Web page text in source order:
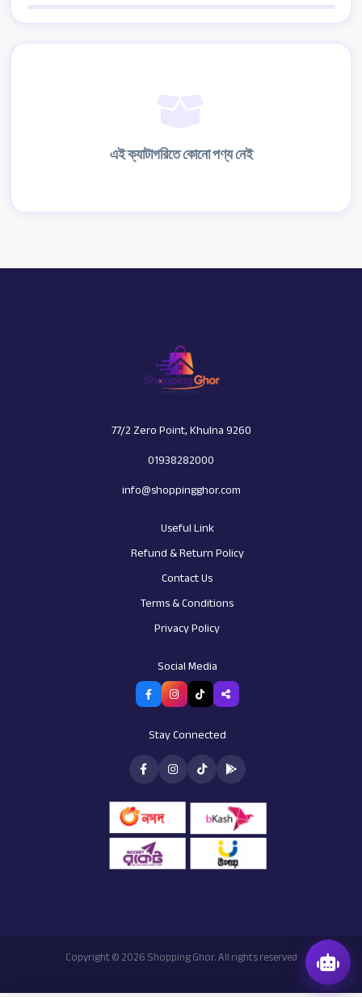
এই ক্যাটাগরিতে কোনো পণ্য নেই
77/2 Zero Point, Khulna 9260
01938282000
info@shoppingghor.com
Useful Link
Refund & Return Policy
Contact Us
Terms & Conditions
Privacy Policy
Social Media
Stay Connected
Copyright © 2026 Shopping Ghor. All rights reserved
Customer support